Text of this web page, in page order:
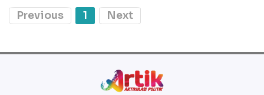
Previous 1 Next